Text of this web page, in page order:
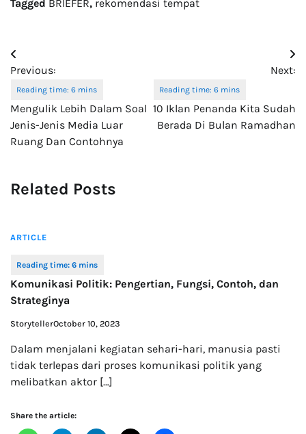
Tagged BRIEFER, rekomendasi tempat
Post
navigation
Previous:
Mengulik Lebih Dalam Soal
Jenis-Jenis Media Luar
Ruang Dan Contohnya
Next:
10 Iklan Penanda Kita Sudah
Berada Di Bulan Ramadhan
Related Posts
ARTICLE
Komunikasi Politik: Pengertian, Fungsi, Contoh, dan
Strateginya
StorytellerOctober 10, 2023
Dalam menjalani kegiatan sehari-hari, manusia pasti
tidak terlepas dari proses komunikasi politik yang
melibatkan aktor […]
Share the article: